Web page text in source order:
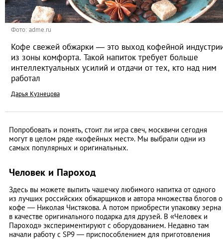
Фото: adme.ru
Кофе свежей обжарки — это выход кофейной
из зоны комфорта. Такой напиток требует больше
интеллектуальных усилий и отдачи от тех, кто над ним
работал
Дарья Кузнецова
Попробовать и понять, стоит ли игра свеч, москвичи сегодня
могут в целом ряде «кофейных мест». Мы выбрали одни из
самых популярных и оригинальных.
Человек и Пароход
Здесь вы можете выпить чашечку любимого напитка от одного
из лучших российских обжарщиков и автора множества блогов о
кофе — Николая Чистякова. А потом приобрести упаковку зерна
в качестве оригинального подарка для друзей. В «Человек и
Пароход» экспериментируют с оборудованием. Недавно там
начали работу с SP9 — приспособлением для приготовления